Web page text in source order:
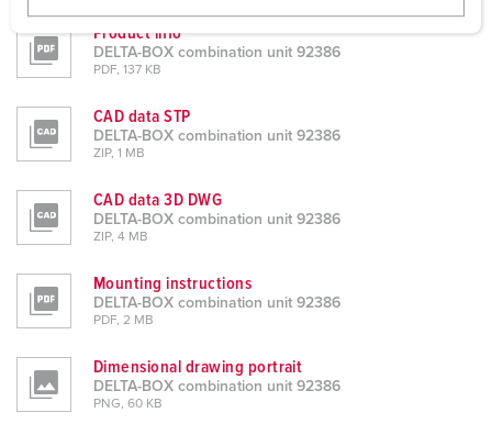
w
a
h
Product info
DELTA-BOX combination unit 92386
PDF, 137 KB
CAD data STP
DELTA-BOX combination unit 92386
ZIP, 1 MB
CAD data 3D DWG
DELTA-BOX combination unit 92386
ZIP, 4 MB
Mounting instructions
DELTA-BOX combination unit 92386
PDF, 2 MB
Dimensional drawing portrait
DELTA-BOX combination unit 92386
PNG, 60 KB